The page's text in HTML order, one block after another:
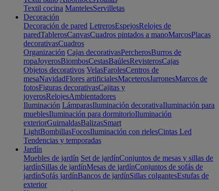
Textil cocina MantelesServilletas
Decoración
Decoración de pared LetrerosEspejosRelojes de
paredTablerosCanvasCuadros pintados a manoMarcosPlacas
decorativasCuadros
Organización Cajas decorativasPercherosBurros de
ropaJoyerosBiombosCestasBaúlesRevisterosCajas
Objetos decorativos VelasFarolesCentros de
mesaNavidadFlores artificialesMaceterosJarronesMarcos de
fotosFiguras decorativasCajitas y
joyerosRelojesAmbientadores
Iluminación LámparasIluminación decorativaIluminación para
mueblesIluminación para dormitorioIluminación
exteriorGuirnaldasBalizasSmart
LightBombillasFocosIluminación con rielesCintas Led
Tendencias y temporadas
Jardín
Muebles de jardín Set de jardínConjuntos de mesas y sillas de
jardínSillas de jardínMesas de jardínConjuntos de sofás de
jardínSofás jardínBancos de jardínSillas colgantesEstufas de
exterior